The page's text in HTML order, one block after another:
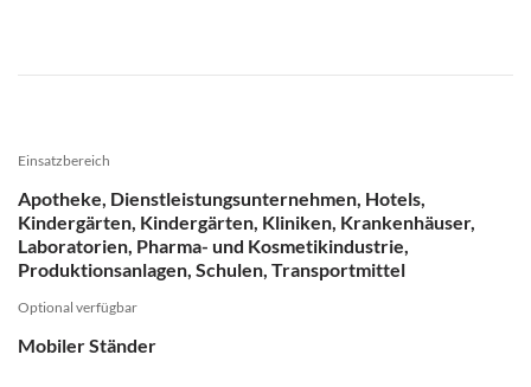
Einsatzbereich
Apotheke, Dienstleistungsunternehmen, Hotels,
Kindergärten, Kindergärten, Kliniken, Krankenhäuser,
Laboratorien, Pharma- und Kosmetikindustrie,
Produktionsanlagen, Schulen, Transportmittel
Optional verfügbar
Mobiler Ständer